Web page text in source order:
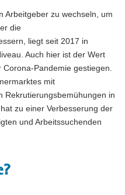
Arbeitgeber zu wechseln, um
die
liegt seit 2017 in
Auch hier ist der Wert
Pandemie gestiegen.
mit
Rekrutierungsbemühungen in
zu einer Verbesserung der
und Arbeitssuchenden